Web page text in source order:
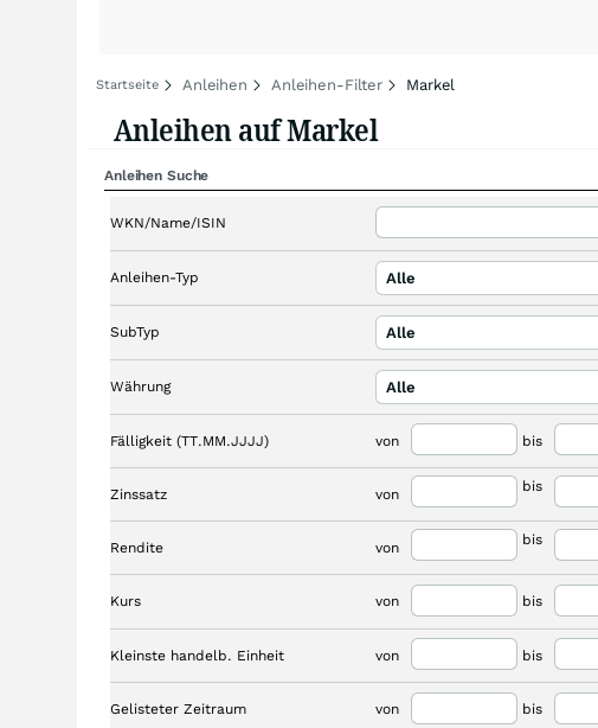
Startseite Anleihen Anleihen-Filter Markel
Anleihen auf Markel
Anleihen Suche
WKN/Name/ISIN
Anleihen-Typ Alle
SubTyp Alle
Währung Alle
Fälligkeit (TT.MM.JJJJ) von bis
Zinssatz von bis
Rendite von bis
Kurs von bis
Kleinste handelb. Einheit von bis
Gelisteter Zeitraum von bis